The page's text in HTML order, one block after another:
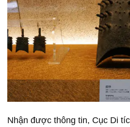
Nhận được thông tin, Cục Di